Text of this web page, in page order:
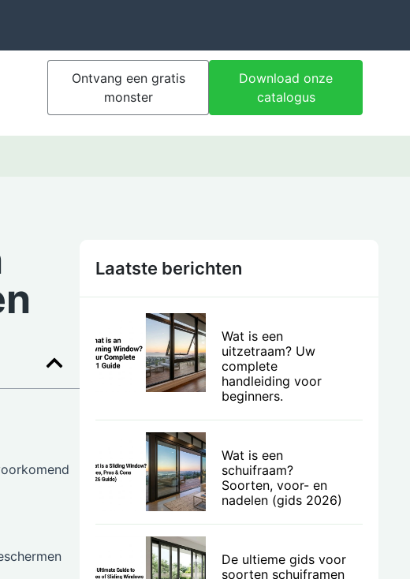
Ontvang een gratis
monster
Download onze
catalogus
Laatste berichten
Wat is een
uitzetraam? Uw
complete
handleiding voor
beginners.
Wat is een
schuifraam?
Soorten, voor- en
nadelen (gids 2026)
De ultieme gids voor
soorten schuiframen